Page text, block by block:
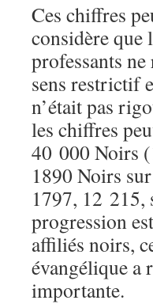
Ces chiffres
considère que
professants
sens restrictif
n’était pas
les chiffres
40 000 Noirs
1890 Noirs
1797, 12 215,
progression
affiliés noirs,
évangélique a
importante.